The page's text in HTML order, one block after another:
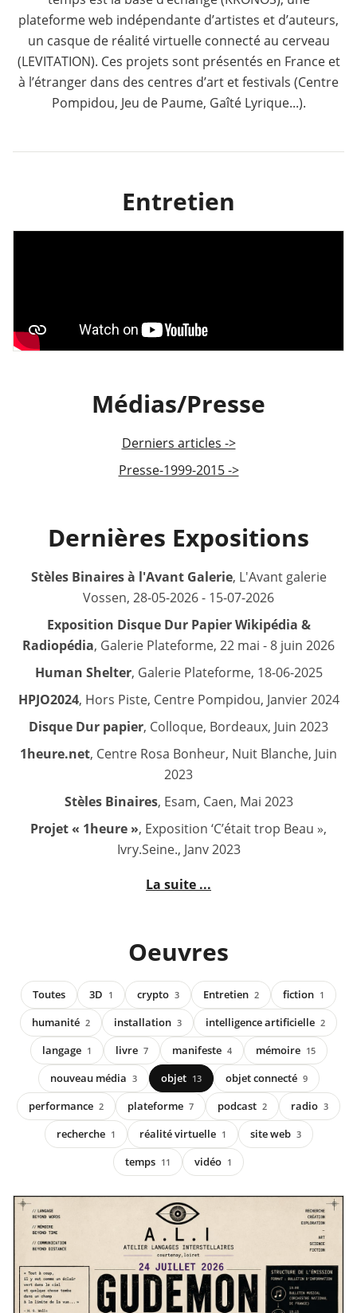
plateforme web indépendante d’artistes et d’auteurs,
un casque de réalité virtuelle connecté au cerveau
(LEVITATION). Ces projets sont présentés en France et
à l’étranger dans des centres d’art et festivals (Centre
Pompidou, Jeu de Paume, Gaîté Lyrique...).
Entretien
Médias/Presse
Derniers articles ->
Presse-1999-2015 ->
Dernières Expositions
Stèles Binaires à l'Avant Galerie, L'Avant galerie
Vossen, 28-05-2026 - 15-07-2026
Exposition Disque Dur Papier Wikipédia &
Radiopédia, Galerie Plateforme, 22 mai - 8 juin 2026
Human Shelter, Galerie Plateforme, 18-06-2025
HPJO2024, Hors Piste, Centre Pompidou, Janvier 2024
Disque Dur papier, Colloque, Bordeaux, Juin 2023
1heure.net, Centre Rosa Bonheur, Nuit Blanche, Juin
2023
Stèles Binaires, Esam, Caen, Mai 2023
Projet « 1heure », Exposition ‘C’était trop Beau »,
Ivry.Seine., Janv 2023
La suite ...
Oeuvres
Toutes 3D 1 crypto 3 Entretien 2 fiction 1
humanité 2 installation 3 intelligence artificielle 2
langage 1 livre 7 manifeste 4 mémoire 15
nouveau média 3 objet 13 objet connecté 9
performance 2 plateforme 7 podcast 2 radio 3
recherche 1 réalité virtuelle 1 site web 3
temps 11 vidéo 1